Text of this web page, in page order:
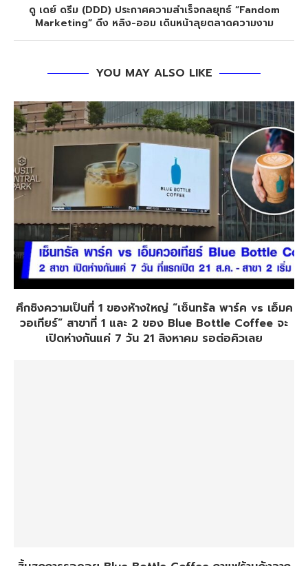
ดู เดย์ ดรีม (DDD) ประกาศความสำเร็จกลยุทธ์ “Fandom
Marketing” ดึง หลิง-ออม เดินหน้าลุยตลาดความงาม
YOU MAY ALSO LIKE
ศึกชิงความเป็นที่ 1 ของห้างใหญ่ “เซ็นทรัล พาร์ค vs เอ็มค
วอเทียร์” สาขาที่ 1 และ 2 ของ Blue Bottle Coffee จะ
เปิดห่างกันแค่ 7 วัน 21 สิงหาคม รอต่อคิวเลย